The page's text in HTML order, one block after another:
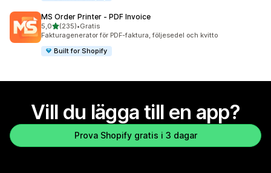
MS Order Printer ‑ PDF Invoice
5,0av 5 stjärnor
(235)
235 recensioner totalt
•Gratis
Fakturagenerator för PDF-faktura, följesedel och kvitto
Built for Shopify
Vill du lägga till en app?
Prova Shopify gratis i 3 dagar